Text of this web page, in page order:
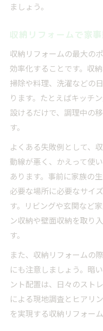
ましょう。
収納リフォームで家
収納リフォームの最大の
効率化することです。収
掃除や料理、洗濯などの
ります。たとえばキッチ
設けるだけで、調理中の
す。
よくある失敗例として、
動線が悪く、かえって使
あります。事前に家族の
必要な場所に必要なサイ
す。リビングや玄関など
ン収納や壁面収納を取り
す。
また、収納リフォームの
にも注意しましょう。暗
ント配置は、日々のスト
による現地調査とヒアリ
を実現する収納リフォー